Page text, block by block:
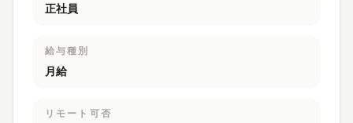
正社員
給与種別
月給
リモート可否